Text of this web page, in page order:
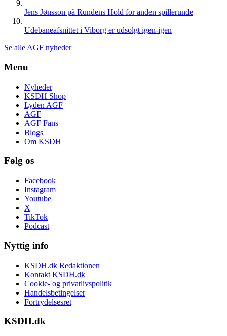
Jens Jønsson på Rundens Hold for anden spillerunde
Udebaneafsnittet i Viborg er udsolgt igen-igen
Se alle AGF nyheder
Menu
Nyheder
KSDH Shop
Lyden AGF
AGF
AGF Fans
Blogs
Om KSDH
Følg os
Facebook
Instagram
Youtube
X
TikTok
Podcast
Nyttig info
KSDH.dk Redaktionen
Kontakt KSDH.dk
Cookie- og privatlivspolitik
Handelsbetingelser
Fortrydelsesret
KSDH.dk